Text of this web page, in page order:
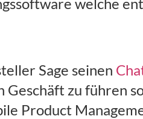
Sage seinen
zu führen
Product